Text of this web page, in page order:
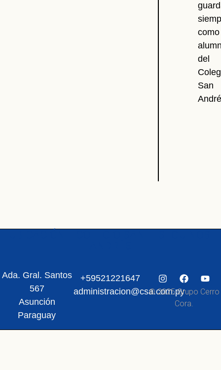
como
del
San
Ada. Gral. Santos
567
Asunción
Paraguay
+59521221647
administracion@csa.com.py© 2025 Grupo Cerro
Cora.